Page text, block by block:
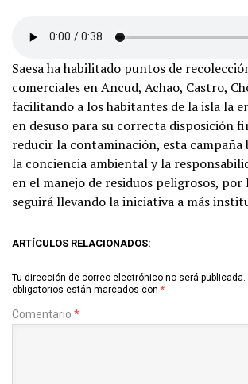
Saesa ha habilitado puntos de
comerciales en Ancud, Achao, Castro,
facilitando a los habitantes de la isla la
en desuso para su correcta disposición
reducir la contaminación, esta campaña
la conciencia ambiental y la
en el manejo de residuos peligrosos, por
seguirá llevando la iniciativa a más
ARTÍCULOS RELACIONADOS:
Tu dirección de correo electrónico no será publicada.
obligatorios están marcados con *
Comentario *